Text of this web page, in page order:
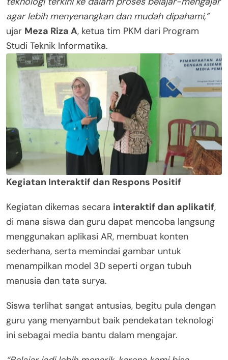
agar lebih menyenangkan dan mudah dipahami,”
ujar Meza Riza A, ketua tim PKM dari Program
Studi Teknik Informatika.
Kegiatan Interaktif dan Respons Positif
Kegiatan dikemas secara interaktif dan aplikatif,
di mana siswa dan guru dapat mencoba langsung
menggunakan aplikasi AR, membuat konten
sederhana, serta memindai gambar untuk
menampilkan model 3D seperti organ tubuh
manusia dan tata surya.
Siswa terlihat sangat antusias, begitu pula dengan
guru yang menyambut baik pendekatan teknologi
ini sebagai media bantu dalam mengajar.